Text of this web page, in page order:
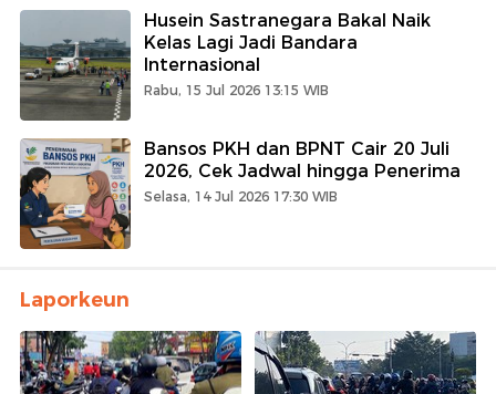
Husein Sastranegara Bakal Naik
Kelas Lagi Jadi Bandara
Internasional
Rabu, 15 Jul 2026 13:15 WIB
Bansos PKH dan BPNT Cair 20 Juli
2026, Cek Jadwal hingga Penerima
Selasa, 14 Jul 2026 17:30 WIB
Laporkeun